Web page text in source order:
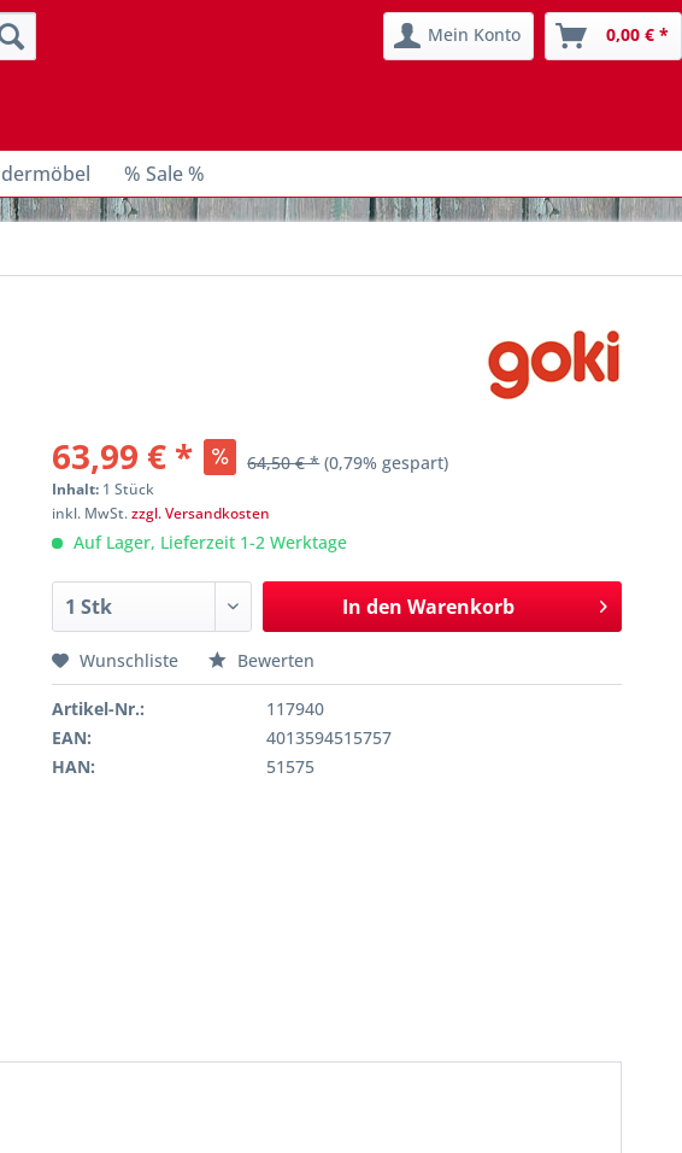
Mein Konto 0,00 € *
% Sale %
63,99 € * 64,50 € * (0,79% gespart)
Inhalt: 1 Stück
inkl. MwSt.zzgl. Versandkosten
Auf Lager, Lieferzeit 1-2 Werktage
In den Warenkorb
Wunschliste Bewerten
Artikel-Nr.:
117940
EAN:
4013594515757
HAN:
51575